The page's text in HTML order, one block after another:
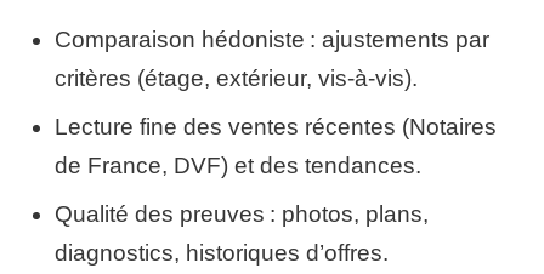
Comparaison hédoniste : ajustements par
critères (étage, extérieur, vis-à-vis).
Lecture fine des ventes récentes (Notaires
de France, DVF) et des tendances.
Qualité des preuves : photos, plans,
diagnostics, historiques d’offres.